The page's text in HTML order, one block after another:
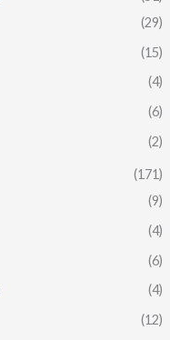
(29)
(15)
(4)
(6)
(2)
(171)
(9)
(4)
(6)
(4)
(12)